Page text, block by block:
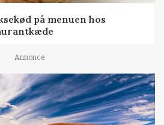
på menuen hos
Annonce